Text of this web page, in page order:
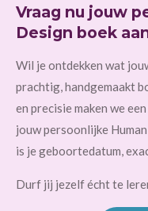
Vraag nu jouw
Design boek
Wil je ontdekken wat
prachtig, handgemaakt
en precisie maken we
jouw persoonlijke
is je geboortedatum,
Durf jij jezelf écht te